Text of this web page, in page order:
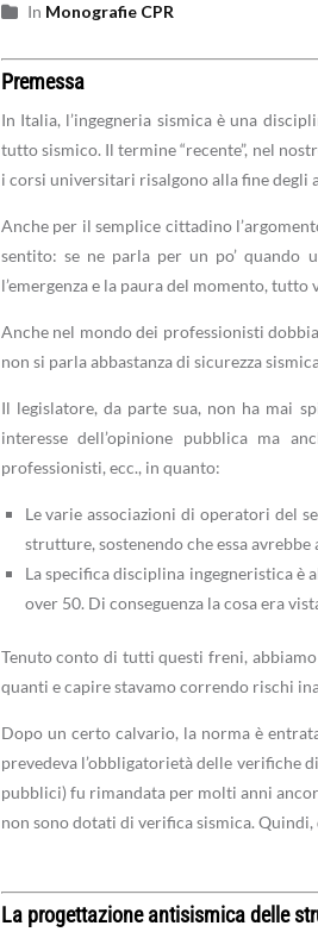
In Monografie CPR
Premessa
In Italia, l’ingegneria sismica è una
tutto sismico. Il termine “recente”, nel
i corsi universitari risalgono alla fine degli
Anche per il semplice cittadino
sentito: se ne parla per un po’ quando
l’emergenza e la paura del momento,
Anche nel mondo dei professionisti
non si parla abbastanza di sicurezza
Il legislatore, da parte sua, non ha mai
interesse dell’opinione pubblica ma
professionisti, ecc., in quanto:
Le varie associazioni di operatori del
strutture, sostenendo che essa
La specifica disciplina ingegneristica è
over 50. Di conseguenza la cosa era
Tenuto conto di tutti questi freni, abbiamo
quanti e capire stavamo correndo rischi
Dopo un certo calvario, la norma è
prevedeva l’obbligatorietà delle verifiche
pubblici) fu rimandata per molti anni
non sono dotati di verifica sismica.
La progettazione antisismica delle